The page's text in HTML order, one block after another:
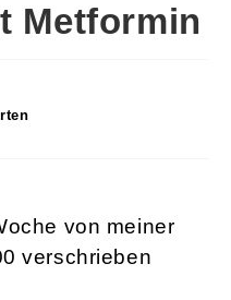
Metformin
von meiner
verschrieben